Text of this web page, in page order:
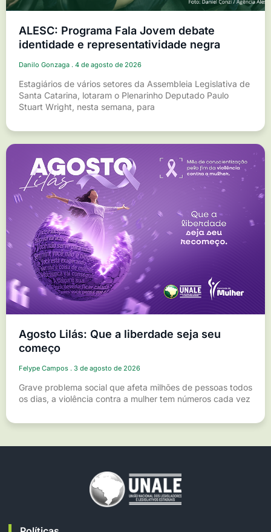
ALESC: Programa Fala Jovem debate
identidade e representatividade negra
Danilo Gonzaga 4 de agosto de 2026
Estagiários de vários setores da Assembleia Legislativa de
Santa Catarina, lotaram o Plenarinho Deputado Paulo
Stuart Wright, nesta semana, para
Agosto Lilás: Que a liberdade seja seu
começo
Felype Campos 3 de agosto de 2026
Grave problema social que afeta milhões de pessoas todos
os dias, a violência contra a mulher tem números cada vez